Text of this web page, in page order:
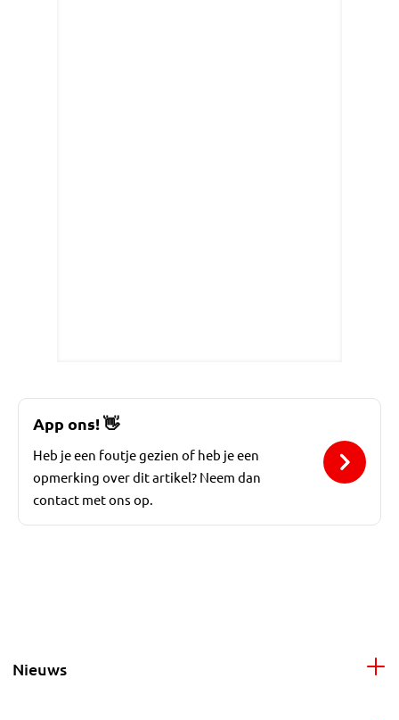
App ons!👋
Heb je een foutje gezien of heb je een
opmerking over dit artikel? Neem dan
contact met ons op.
Nieuws